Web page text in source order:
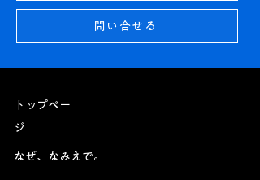
問い合せる
トップペー
ジ
なぜ、なみえで。